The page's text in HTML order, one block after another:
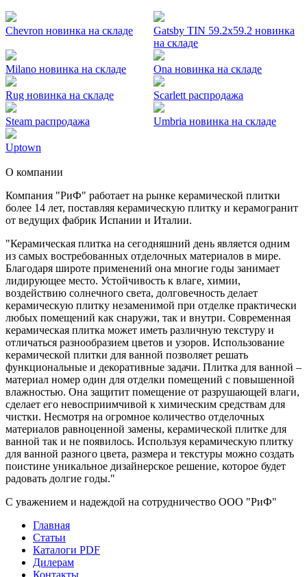
Chevron новинка на складе
Gatsby TIN 59.2x59.2 новинка
на складе
Milano новинка на складе Ona новинка на складе
Rug новинка на складе Scarlett распродажа
Steam распродажа Umbria новинка на складе
Uptown
О компании
Компания "РиФ" работает на рынке керамической плитки
более 14 лет, поставляя керамическую плитку и керамогранит
от ведущих фабрик Испании и Италии.
"Керамическая плитка на сегодняшний день является одним
из самых востребованных отделочных материалов в мире.
Благодаря широте применений она многие годы занимает
лидирующее место. Устойчивость к влаге, химии,
воздействию солнечного света, долговечность делает
керамическую плитку незаменимой при отделке практически
любых помещений как снаружи, так и внутри. Современная
керамическая плитка может иметь различную текстуру и
отличаться разнообразием цветов и узоров. Использование
керамической плитки для ванной позволяет решать
функциональные и декоративные задачи. Плитка для ванной –
материал номер один для отделки помещений с повышенной
влажностью. Она защитит помещение от разрушающей влаги,
сделает его невосприимчивой к химическим средствам для
чистки. Несмотря на огромное количество отделочных
материалов равноценной замены, керамической плитке для
ванной так и не появилось. Используя керамическую плитку
для ванной разного цвета, размера и текстуры можно создать
поистине уникальное дизайнерское решение, которое будет
радовать долгие годы."
С уважением и надеждой на сотрудничество ООО "РиФ"
Главная
Статьи
Каталоги PDF
Дилерам
Контакты